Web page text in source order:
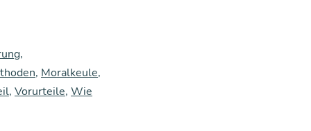
,
, Moralkeule,
, Vorurteile, Wie